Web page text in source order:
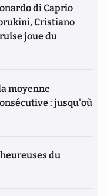
di Caprio
Cristiano
joue du
moyenne
: jusqu'où
du